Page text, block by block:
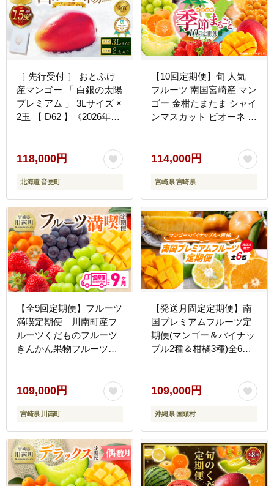
［ 先行受付 ］ おとふけ
産マンゴー 「 白銀の太陽
プレミアム 」 3Lサイズ ×
2玉 【 D62 】《2026年11
118,000円
北海道 音更町
【10回定期便】旬 人気
フルーツ 南国宮崎産 マン
ゴー 金柑たまたま シャイ
ンマスカット ピオーネ い
果物 詰め合わせ 宮崎県
九州＜E-3コース M700＞
114,000円
宮崎県 宮崎県
【全9回定期便】フルーツ
満喫定期便 川南町産フ
ルーツくだものフルーツ
きんかん果物フルーツい
ぶどうフルーツピオーネ
フルーツシャインマスカ
ットフルーツ[D11701t9]
109,000円
宮崎県 川南町
【発送月固定定期便】南
国プレミアムフルーツ定
期便(マンゴー＆パイナッ
プル2種＆柑橘3種)全6回
109,000円
沖縄県 国頭村